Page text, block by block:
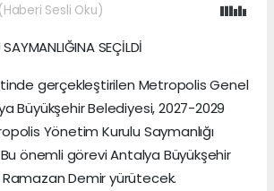
(Haberi Sesli Oku)
SEÇİLDİ
gerçekleştirilen Metropolis Genel
Büyükşehir Belediyesi, 2027-2029
Yönetim Kurulu Saymanlığı
önemli görevi Antalya Büyükşehir
Demir yürütecek.